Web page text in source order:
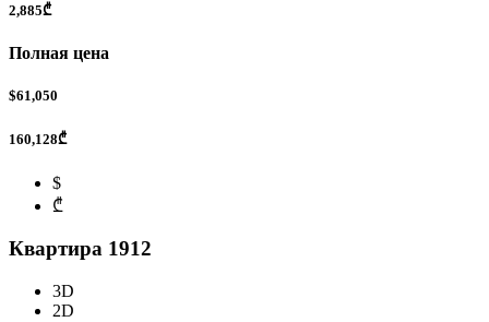
2,885₾
Полная цена
$61,050
160,128₾
$
₾
Квартира 1912
3D
2D